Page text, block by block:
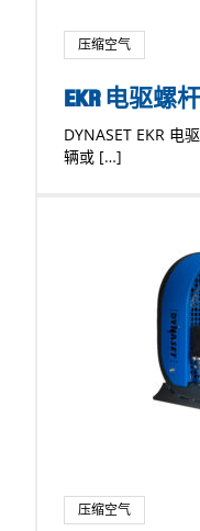
压缩空气
EKR 电驱螺
DYNASET EKR 电
辆或 […]
压缩空气